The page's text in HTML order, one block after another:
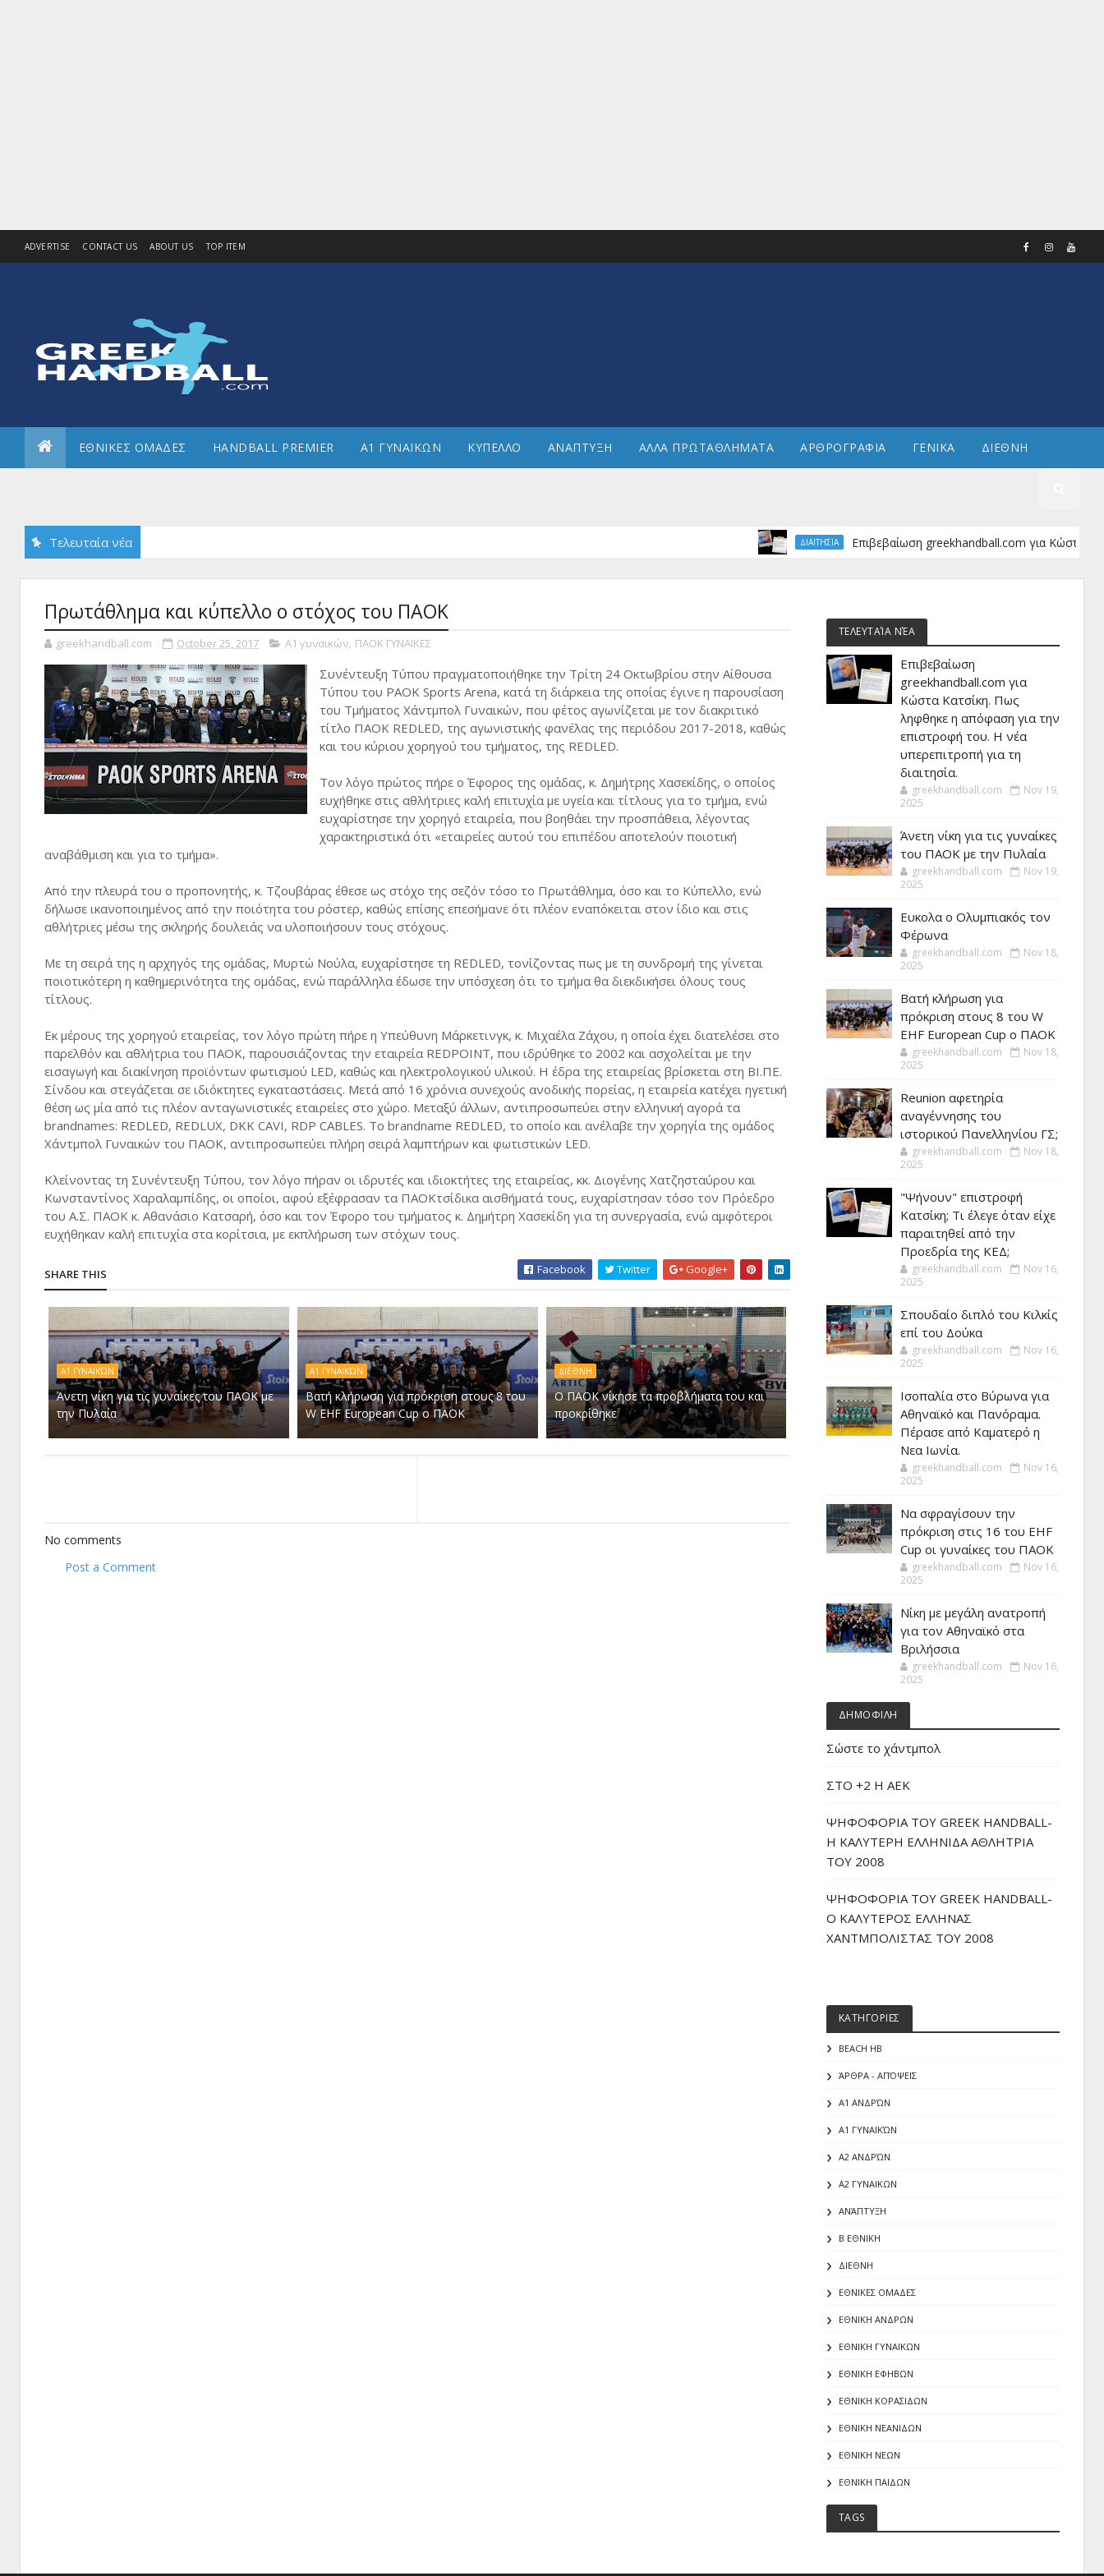
ADVERTISE CONTACT US ABOUT US TOP ITEM
ΕΘΝΙΚΕΣ ΟΜΑΔΕΣ HANDBALL PREMIER Α1 ΓΥΝΑΙΚΩΝ ΚΥΠΕΛΛΟ ΑΝΑΠΤΥΞΗ ΑΛΛΑ ΠΡΩΤΑΘΛΗΜΑΤΑ ΑΡΘΡΟΓΡΑΦΙΑ ΓΕΝΙΚΑ ΔΙΕΘΝΗ
Τελευταία νέα ΔΙΑΙΤΗΣΙΑ Επιβεβαίωση greekhandball.com για Κώστα
Πρωτάθλημα και κύπελλο ο στόχος του ΠΑΟΚ
greekhandball.com October 25, 2017 Α1 γυναικών, ΠΑΟΚ ΓΥΝΑΙΚΕΣ
Συνέντευξη Τύπου πραγματοποιήθηκε την Τρίτη 24 Οκτωβρίου στην Αίθουσα
Τύπου του PAOK Sports Arena, κατά τη διάρκεια της οποίας έγινε η παρουσίαση
του Τμήματος Χάντμπολ Γυναικών, που φέτος αγωνίζεται με τον διακριτικό
τίτλο ΠΑΟΚ REDLED, της αγωνιστικής φανέλας της περιόδου 2017-2018, καθώς
και του κύριου χορηγού του τμήματος, της REDLED.
Τον λόγο πρώτος πήρε ο Έφορος της ομάδας, κ. Δημήτρης Χασεκίδης, ο οποίος
ευχήθηκε στις αθλήτριες καλή επιτυχία με υγεία και τίτλους για το τμήμα, ενώ
ευχαρίστησε την χορηγό εταιρεία, που βοηθάει την προσπάθεια, λέγοντας
χαρακτηριστικά ότι «εταιρείες αυτού του επιπέδου αποτελούν ποιοτική
αναβάθμιση και για το τμήμα».
Από την πλευρά του ο προπονητής, κ. Τζουβάρας έθεσε ως στόχο της σεζόν τόσο το Πρωτάθλημα, όσο και το Κύπελλο, ενώ
δήλωσε ικανοποιημένος από την ποιότητα του ρόστερ, καθώς επίσης επεσήμανε ότι πλέον εναπόκειται στον ίδιο και στις
αθλήτριες μέσω της σκληρής δουλειάς να υλοποιήσουν τους στόχους.
Με τη σειρά της η αρχηγός της ομάδας, Μυρτώ Νούλα, ευχαρίστησε τη REDLED, τονίζοντας πως με τη συνδρομή της γίνεται
ποιοτικότερη η καθημερινότητα της ομάδας, ενώ παράλληλα έδωσε την υπόσχεση ότι το τμήμα θα διεκδικήσει όλους τους
τίτλους.
Εκ μέρους της χορηγού εταιρείας, τον λόγο πρώτη πήρε η Υπεύθυνη Μάρκετινγκ, κ. Μιχαέλα Ζάχου, η οποία έχει διατελέσει στο
παρελθόν και αθλήτρια του ΠΑΟΚ, παρουσιάζοντας την εταιρεία REDPOINT, που ιδρύθηκε το 2002 και ασχολείται με την
εισαγωγή και διακίνηση προϊόντων φωτισμού LED, καθώς και ηλεκτρολογικού υλικού. Η έδρα της εταιρείας βρίσκεται στη ΒΙ.ΠΕ.
Σίνδου και στεγάζεται σε ιδιόκτητες εγκαταστάσεις. Μετά από 16 χρόνια συνεχούς ανοδικής πορείας, η εταιρεία κατέχει ηγετική
θέση ως μία από τις πλέον ανταγωνιστικές εταιρείες στο χώρο. Μεταξύ άλλων, αντιπροσωπεύει στην ελληνική αγορά τα
brandnames: REDLED, REDLUX, DKK CAVI, RDP CABLES. To brandname REDLED, το οποίο και ανέλαβε την χορηγία της ομάδος
Χάντμπολ Γυναικών του ΠΑΟΚ, αντιπροσωπεύει πλήρη σειρά λαμπτήρων και φωτιστικών LED.
Κλείνοντας τη Συνέντευξη Τύπου, τον λόγο πήραν οι ιδρυτές και ιδιοκτήτες της εταιρείας, κκ. Διογένης Χατζησταύρου και
Κωνσταντίνος Χαραλαμπίδης, οι οποίοι, αφού εξέφρασαν τα ΠΑΟΚτσίδικα αισθήματά τους, ευχαρίστησαν τόσο τον Πρόεδρο
του Α.Σ. ΠΑΟΚ κ. Αθανάσιο Κατσαρή, όσο και τον Έφορο του τμήματος κ. Δημήτρη Χασεκίδη για τη συνεργασία, ενώ αμφότεροι
ευχήθηκαν καλή επιτυχία στα κορίτσια, με εκπλήρωση των στόχων τους.
SHARE THIS Facebook Twitter Google+
Α1 ΓΥΝΑΙΚΏΝ
Άνετη νίκη για τις γυναίκες του ΠΑΟΚ με
την Πυλαία
Α1 ΓΥΝΑΙΚΏΝ
Βατή κλήρωση για πρόκριση στους 8 του
W EHF European Cup ο ΠΑΟΚ
ΔΙΕΘΝΗ
Ο ΠΑΟΚ νίκησε τα προβλήματα του και
προκρίθηκε
No comments
Post a Comment
ΤΕΛΕΥΤΑΊΑ ΝΈΑ
Επιβεβαίωση
greekhandball.com για
Κώστα Κατσίκη. Πως
ληφθηκε η απόφαση για την
επιστροφή του. Η νέα
υπερεπιτροπή για τη
διαιτησία.
greekhandball.com
Nov 19,
2025
Άνετη νίκη για τις γυναίκες
του ΠΑΟΚ με την Πυλαία
greekhandball.com
Nov 19,
2025
Ευκολα ο Ολυμπιακός τον
Φέρωνα
greekhandball.com
Nov 18,
2025
Βατή κλήρωση για
πρόκριση στους 8 του W
EHF European Cup ο ΠΑΟΚ
greekhandball.com
Nov 18,
2025
Reunion αφετηρία
αναγέννησης του
ιστορικού Πανελληνίου ΓΣ;
greekhandball.com
Nov 18,
2025
"Ψήνουν" επιστροφή
Κατσίκη; Τι έλεγε όταν είχε
παραιτηθεί από την
Προεδρία της ΚΕΔ;
greekhandball.com
Nov 16,
2025
Σπουδαίο διπλό του Κιλκίς
επί του Δούκα
greekhandball.com
Nov 16,
2025
Ισοπαλία στο Βύρωνα για
Αθηναϊκό και Πανόραμα.
Πέρασε από Καματερό η
Νεα Ιωνία.
greekhandball.com
Nov 16,
2025
Να σφραγίσουν την
πρόκριση στις 16 του EHF
Cup οι γυναίκες του ΠΑΟΚ
greekhandball.com
Nov 16,
2025
Νίκη με μεγάλη ανατροπή
για τον Αθηναϊκό στα
Βριλήσσια
greekhandball.com
Nov 16,
2025
ΔΗΜΟΦΙΛΗ
Σώστε το χάντμπολ
ΣΤΟ +2 Η ΑΕΚ
ΨΗΦΟΦΟΡΙΑ ΤΟΥ GREEK HANDBALL-
H ΚΑΛΥΤΕΡΗ ΕΛΛΗΝΙΔΑ ΑΘΛΗΤΡΙΑ
ΤΟΥ 2008
ΨΗΦΟΦΟΡΙΑ ΤΟΥ GREEK HANDBALL-
O ΚΑΛΥΤΕΡΟΣ ΕΛΛΗΝΑΣ
ΧΑΝΤΜΠΟΛΙΣΤΑΣ ΤΟΥ 2008
ΚΑΤΗΓΟΡΙΕΣ
BEACH HB
ΆΡΘΡΑ - ΑΠΌΨΕΙΣ
Α1 ΑΝΔΡΏΝ
Α1 ΓΥΝΑΙΚΏΝ
Α2 ΑΝΔΡΏΝ
Α2 ΓΥΝΑΙΚΩΝ
ΑΝΆΠΤΥΞΗ
Β ΕΘΝΙΚΗ
ΔΙΕΘΝΗ
ΕΘΝΙΚΕΣ ΟΜΑΔΕΣ
ΕΘΝΙΚΗ ΑΝΔΡΩΝ
ΕΘΝΙΚΗ ΓΥΝΑΙΚΩΝ
ΕΘΝΙΚΗ ΕΦΗΒΩΝ
ΕΘΝΙΚΗ ΚΟΡΑΣΙΔΩΝ
ΕΘΝΙΚΗ ΝΕΑΝΙΔΩΝ
ΕΘΝΙΚΗ ΝΕΩΝ
ΕΘΝΙΚΗ ΠΑΙΔΩΝ
TAGS